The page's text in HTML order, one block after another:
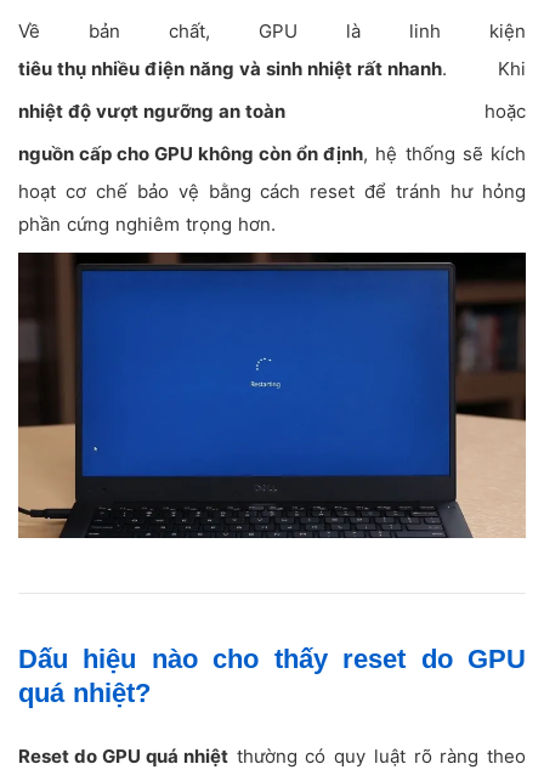
Về bản chất, GPU là linh kiện
tiêu thụ nhiều điện năng và sinh nhiệt rất nhanh. Khi
nhiệt độ vượt ngưỡng an toàn hoặc
nguồn cấp cho GPU không còn ổn định, hệ thống sẽ kích
hoạt cơ chế bảo vệ bằng cách reset để tránh hư hỏng
phần cứng nghiêm trọng hơn.
Dấu hiệu nào cho thấy reset do GPU
quá nhiệt?
Reset do GPU quá nhiệt thường có quy luật rõ ràng theo